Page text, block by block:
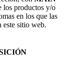
los productos y/o
en los que las
este sitio web.